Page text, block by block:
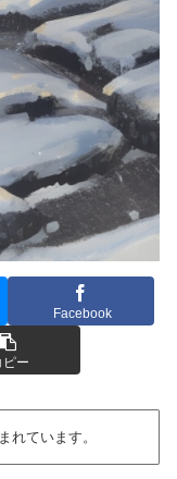
Facebook
ピー
れています。